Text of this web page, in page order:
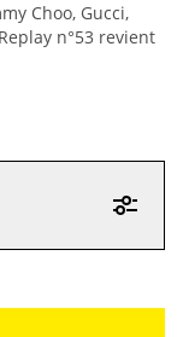
Choo, Gucci,
n°53 revient